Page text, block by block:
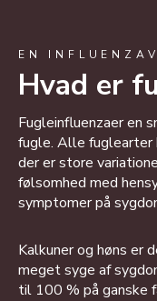
EN
Hvad er
Fugleinfluenzaer en
fugle. Alle fuglearter
der er store
følsomhed med
symptomer på
Kalkuner og høns er
meget syge af
til 100 % på ganske